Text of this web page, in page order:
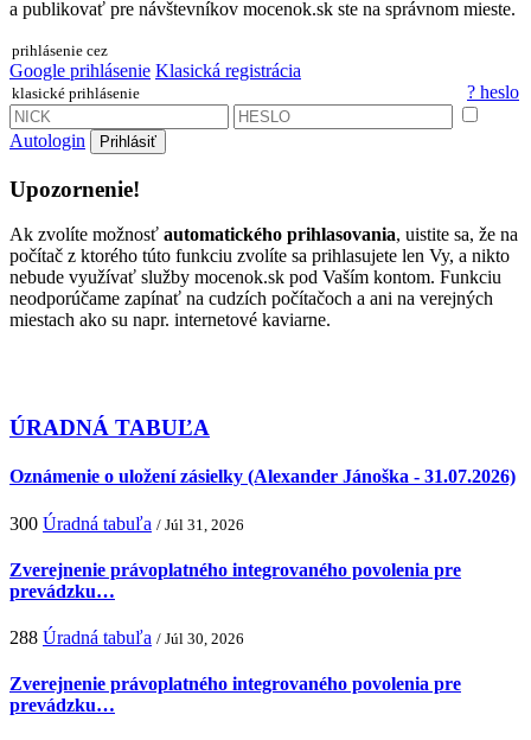
a publikovať pre návštevníkov mocenok.sk ste na správnom mieste.
prihlásenie cez
Google prihlásenie Klasická registrácia
klasické prihlásenie ? heslo
Autologin Prihlásiť
Upozornenie!
Ak zvolíte možnosť automatického prihlasovania, uistite sa, že na
počítač z ktorého túto funkciu zvolíte sa prihlasujete len Vy, a nikto
nebude využívať služby mocenok.sk pod Vaším kontom. Funkciu
neodporúčame zapínať na cudzích počítačoch a ani na verejných
miestach ako su napr. internetové kaviarne.
ÚRADNÁ TABUĽA
Oznámenie o uložení zásielky (Alexander Jánoška - 31.07.2026)
300 Úradná tabuľa / Júl 31, 2026
Zverejnenie právoplatného integrovaného povolenia pre
prevádzku…
288 Úradná tabuľa / Júl 30, 2026
Zverejnenie právoplatného integrovaného povolenia pre
prevádzku…